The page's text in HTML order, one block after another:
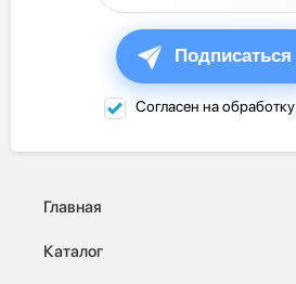
Подписаться
Согласен на обработку
Главная
Каталог